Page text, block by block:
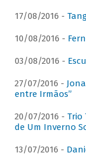
17/08/2016 -
10/08/2016 -
03/08/2016 -
27/07/2016 -
entre Irmãos”
20/07/2016 - Trio
de Um Inverno
13/07/2016 -